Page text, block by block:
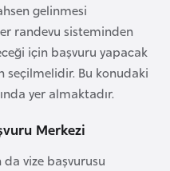
gelinmesi
randevu sisteminden
için başvuru yapacak
seçilmelidir. Bu konudaki
yer almaktadır.
Merkezi
da vize başvurusu